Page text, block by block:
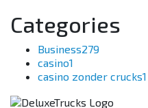
Categories
Business279
casino1
casino zonder crucks1